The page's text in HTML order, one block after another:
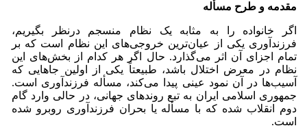
مقدمه و طرح مسأله
اگر خانواده را به مثابه یک نظام منسجم درنظر بگیریم،
فرزندآوری یکی از عیان‌ترین خروجی‌های این نظام است که بر
تمام اجزای آن اثر می‌گذارد. حال اگر هر کدام از بخش‌های این
نظام در معرض اختلال باشد، طبیعتاً یکی از اولین جا‌هایی که
آسیب‌ها در آن نمود عینی پیدا می‌کند، مسأله فرزندآوری است.
جمهوری اسلامی ایران به تبع روند‌های جهانی، در حالی وارد گام
دوم انقلاب شده که با مسأله یا بحران فرزندآوری روبرو شده
است.